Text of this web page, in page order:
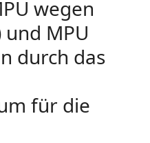
wegen
MPU
durch das
für die